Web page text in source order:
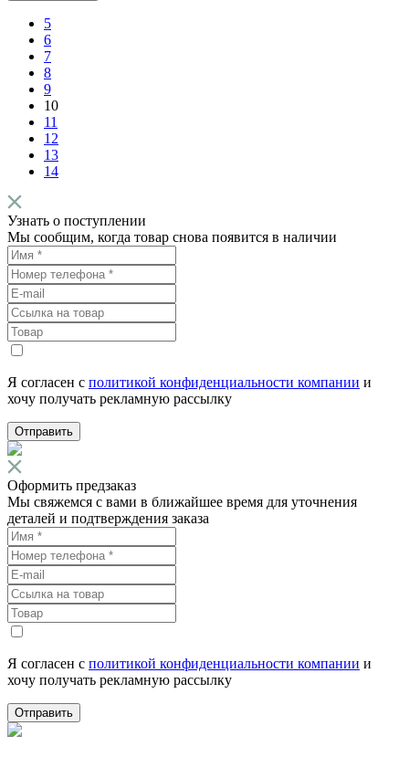
5
6
7
8
9
10
11
12
13
14
Узнать о поступлении
Мы сообщим, когда товар снова появится в наличии
Я согласен с политикой конфиденциальности компании и
хочу получать рекламную рассылку
Отправить
Оформить предзаказ
Мы свяжемся с вами в ближайшее время для уточнения
деталей и подтверждения заказа
Я согласен с политикой конфиденциальности компании и
хочу получать рекламную рассылку
Отправить